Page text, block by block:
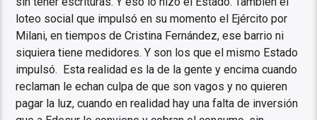
loteo social que impulsó en su momento el Ejército por
Milani, en tiempos de Cristina Fernández, ese barrio ni
siquiera tiene medidores. Y son los que el mismo Estado
impulsó. Esta realidad es la de la gente y encima cuando
reclaman le echan culpa de que son vagos y no quieren
pagar la luz, cuando en realidad hay una falta de inversión